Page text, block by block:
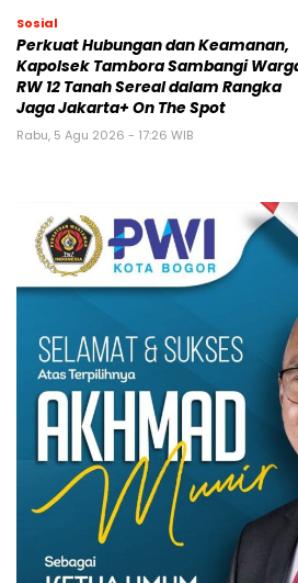
Sosial
Perkuat Hubungan dan Keamanan,
Kapolsek Tambora Sambangi
RW 12 Tanah Sereal dalam Rangka
Jaga Jakarta+ On The Spot
Rabu, 5 Agu 2026 - 17:26 WIB